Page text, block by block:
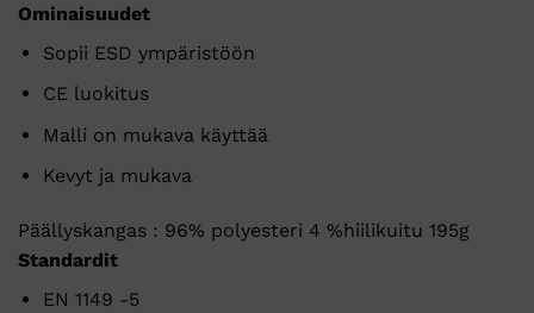
Ominaisuudet
Sopii ESD ympäristöön
CE luokitus
Malli on mukava käyttää
Kevyt ja mukava
Päällyskangas : 96% polyesteri 4 %hiilikuitu 195g
Standardit
EN 1149 -5